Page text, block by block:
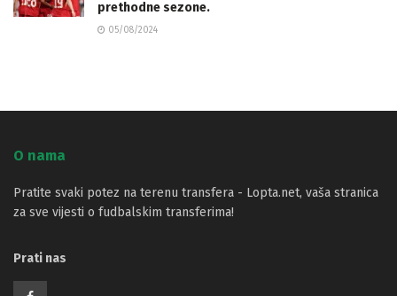
prethodne sezone.
05/08/2024
O nama
Pratite svaki potez na terenu transfera - Lopta.net, vaša stranica
za sve vijesti o fudbalskim transferima!
Prati nas